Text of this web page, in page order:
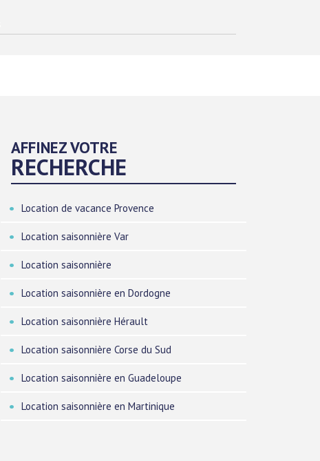
AFFINEZ VOTRE
RECHERCHE
Location de vacance Provence
Location saisonnière Var
Location saisonnière
Location saisonnière en Dordogne
Location saisonnière Hérault
Location saisonnière Corse du Sud
Location saisonnière en Guadeloupe
Location saisonnière en Martinique